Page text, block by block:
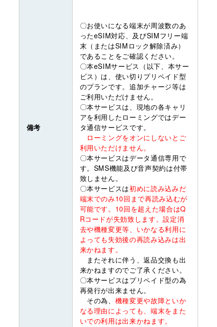
備考
〇お使いになる端末が周波数のあ
ったeSIM対応、及びSIMフリー端
末（またはSIMロック解除済み）
であることをご確認ください。
〇本eSIMサービス（以下、本サー
ビス）は、使い切りプリペイド型
のプランです。追加チャージ等は
ご利用いただけません。
〇本サービスは、現地の各キャリ
アを利用したローミングではデー
タ通信サービスです。
ローミングをオンにしないとご
利用いただけません。
〇本サービスはデータ通信専用で
す。SMS機能及び音声契約は付帯
致しません。
〇本サービスは初めに読み込みだ
端末でのみ10回まで再読み込むが
可能です。10回を超えた場合はQ
Rコードが失効致します。設定消
去や機種変更等、いかなる利用に
よっても失効後の再読み込みは出
来かねます。
またそれに伴う、返品交換も出
来かねますのでご了承ください。
〇本サービスはプリペイド型の為
再発行が出来ません。
その為、 機種変更や故障といか
なる理由によっても、端末をまた
いでの利用は出来かねます。